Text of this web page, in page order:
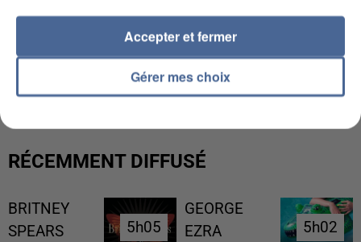
UNE TOURISTE DE L’OISE EMPORTÉE PAR UNE
COULÉE DE BOUE EN HAUTE-SAVOIE
RÉCEMMENT DIFFUSÉ
BRITNEY
SPEARS
5h05
5h05
GEORGE
EZRA
5h02
5h02
Gérer mes choix
Accepter et fermer